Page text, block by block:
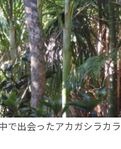
で出会ったアカガシラカ